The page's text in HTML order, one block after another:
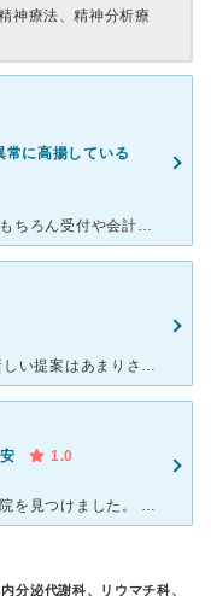
神療法、精神分析療
常に高揚している
精神科に通院していました。看護師さんはもちろん受付や会計の方までみなさんとても親切です。予約センターに電話をした際も分からなければ、病院の窓口の方と連絡を取ってくださり、解決しました。 看護師さんも
さすが、精神科の先生、という方です。 新しい提案はあまりされませんが、患者の話をしっかり聞き、患者の希望に沿った対応をしてくれました。視線だけでなく、身体をこちらに向けて会話してくれる方はなかなかい
1.0
ネットで、うつ病の名医を検索し、この病院を見つけました。 5ヶ月待ち、やっと初診。 大学病院ということで、診察時は研修生が何人か同席されることが何回かありました。 初診で緊張している上に、見ず知
分泌代謝科、リウマチ科、